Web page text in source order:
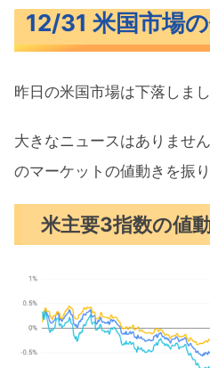
米主要3指数の値
S&P500ヒートマ
セクター別パフ
S&P500チャー
米国市場のトピックス
ビットコイン
発電のビストラ
1月の注目イベン
12/31 米国市場
昨日の米国市場は下落しまし
大きなニュースはありませ
のマーケットの値動きを振
米主要3指数の値